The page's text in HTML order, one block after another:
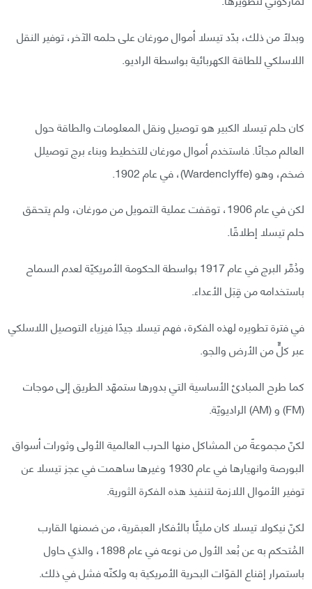
وبدلًا من ذلك، بدّد تيسلا أموال مورغان على حلمه الآخر، توفير النقل
اللاسلكي للطاقة الكهربائية بواسطة الراديو.
كان حلم تيسلا الكبير هو توصيل ونقل المعلومات والطاقة حول
العالم مجانًا. فاستخدم أموال مورغان للتخطيط وبناء برج توصيلل
ضخم، وهو (Wardenclyffe)، في عام 1902.
لكن في عام 1906، توقفت عملية التمويل من مورغان، ولم يتحقق
حلم تيسلا إطلاقًا.
ودُمِّر البرج في عام 1917 بواسطة الحكومة الأمريكيّة لعدم السماح
باستخدامه من قِبَل الأعداء.
في فترة تطويره لهذه الفكرة، فهم تيسلا جيدًا فيزياء التوصيل اللاسلكي
عبر كلٍّ من الأرض والجو.
كما طرح المبادئ الأساسية التي بدورها ستمهّد الطريق إلى موجات
(FM) و (AM) الراديويّة.
لكنّ مجموعةً من المشاكل منها الحرب العالمية الأولى وثورات أسواق
البورصة وانهيارها في عام 1930 وغيرها ساهمت في عجز تيسلا عن
توفير الأموال اللازمة لتنفيذ هذه الفكرة الثورية.
لكنّ نيكولا تيسلا كان مليئًا بالأفكار العبقرية، من ضمنها القارب
المُتحكم به عن بُعد الأول من نوعه في عام 1898، والذي حاول
باستمرار إقناع القوّات البحرية الأمريكية به ولكنّه فشل في ذلك.